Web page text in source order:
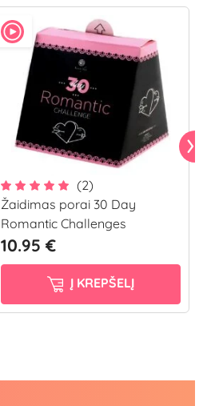
(2)
Žaidimas porai 30 Day
Romantic Challenges
10.95 €
Į KREPŠELĮ